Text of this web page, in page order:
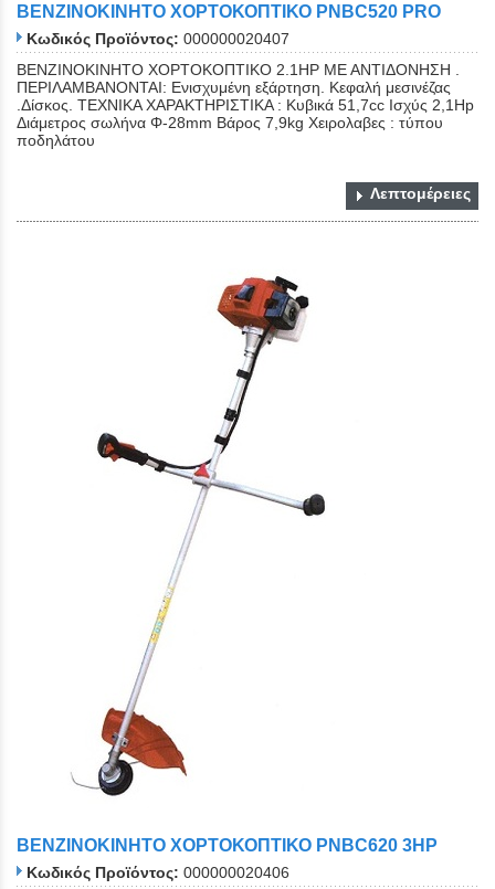
ΒΕΝΖΙΝΟΚΙΝΗΤΟ ΧΟΡΤΟΚΟΠΤΙΚΟ PNBC520 PRO
Κωδικός Προϊόντος: 000000020407
ΒΕΝΖΙΝΟΚΙΝΗΤΟ ΧΟΡΤΟΚΟΠΤΙΚΟ 2.1HP ΜΕ ΑΝΤΙΔΟΝΗΣΗ .
ΠΕΡΙΛΑΜΒΑΝΟΝΤΑΙ: Ενισχυμένη εξάρτηση. Κεφαλή μεσινέζας
.Δίσκος. ΤΕΧΝΙΚΑ ΧΑΡΑΚΤΗΡΙΣΤΙΚΑ : Κυβικά 51,7cc Ισχύς 2,1Hp
Διάμετρος σωλήνα Φ-28mm Βάρος 7,9kg Χειρολαβες : τύπου
ποδηλάτου
Λεπτομέρειες
ΒΕΝΖΙΝΟΚΙΝΗΤΟ ΧΟΡΤΟΚΟΠΤΙΚΟ PNBC620 3ΗΡ
Κωδικός Προϊόντος: 000000020406